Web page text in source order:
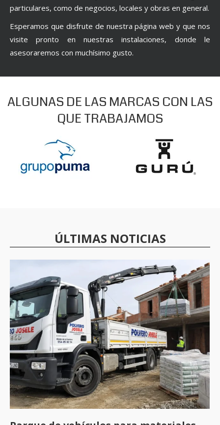
particulares, como de negocios, locales y obras en general.
Esperamos que disfrute de nuestra página web y que nos
visite pronto en nuestras instalaciones, donde le
asesoraremos con muchísimo gusto.
ALGUNAS DE LAS MARCAS CON LAS
QUE TRABAJAMOS
ÚLTIMAS NOTICIAS